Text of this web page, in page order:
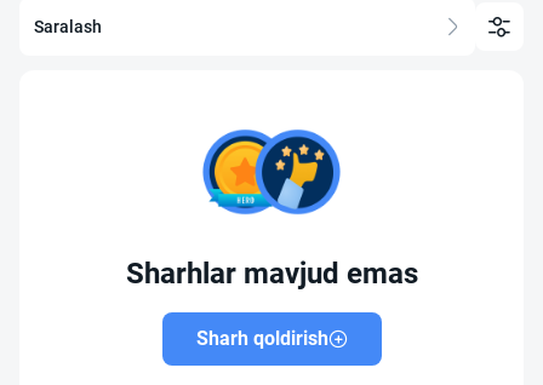
Saralash
Sharhlar mavjud emas
Sharh qoldirish